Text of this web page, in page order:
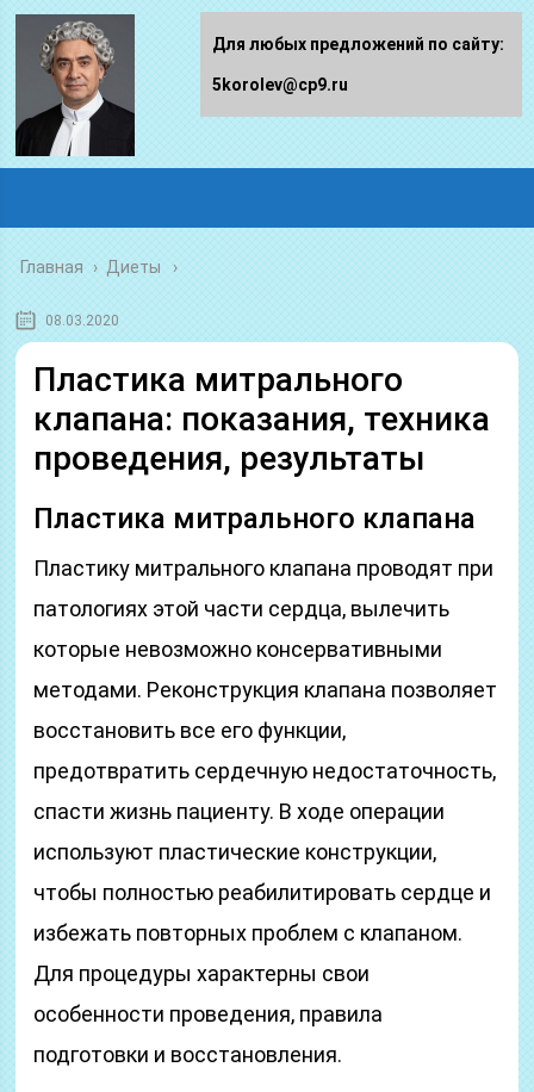
Главная › Диеты
08.03.2020
Пластика митрального
клапана: показания, техника
проведения, результаты
Пластика митрального клапана
Пластику митрального клапана проводят при
патологиях этой части сердца, вылечить
которые невозможно консервативными
методами. Реконструкция клапана позволяет
восстановить все его функции,
предотвратить сердечную недостаточность,
спасти жизнь пациенту. В ходе операции
используют пластические конструкции,
чтобы полностью реабилитировать сердце и
избежать повторных проблем с клапаном.
Для процедуры характерны свои
особенности проведения, правила
подготовки и восстановления.
Для любых предложений по сайту:
5korolev@cp9.ru